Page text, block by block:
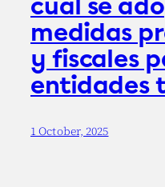
cual se
medidas
y fiscales
entidades
1 October, 2025